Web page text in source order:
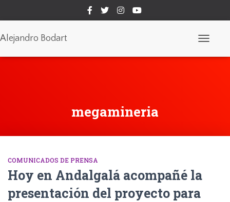
Alejandro Bodart
megamineria
COMUNICADOS DE PRENSA
Hoy en Andalgalá acompañé la
presentación del proyecto para